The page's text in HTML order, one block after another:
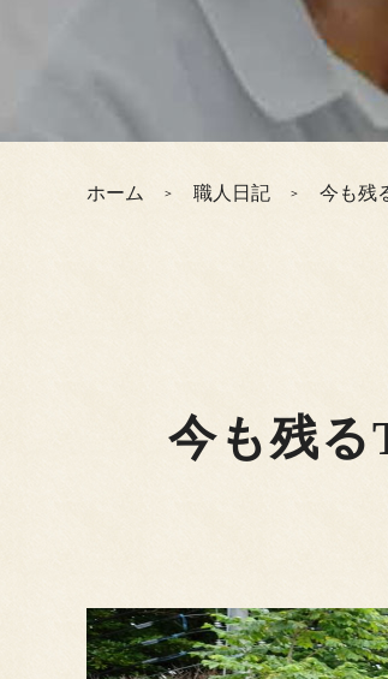
ホーム 職人日記 今も残
今も残